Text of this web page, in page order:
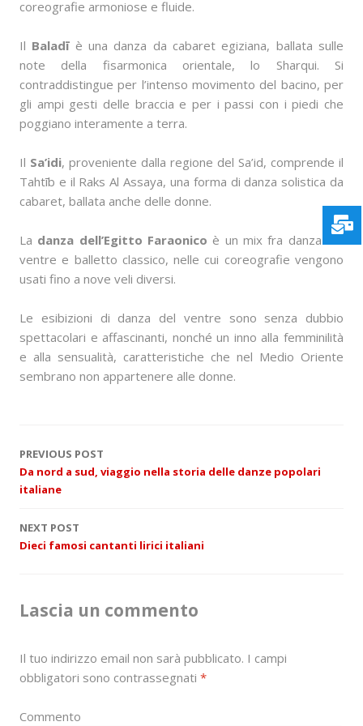
coreografie armoniose e fluide.
Il Baladīè una danza da cabaret egiziana, ballata sulle
note della fisarmonica orientale, lo Sharqui. Si
contraddistingue per l’intenso movimento del bacino, per
gli ampi gesti delle braccia e per i passi con i piedi che
poggiano interamente a terra.
Il Sa’idi, proveniente dalla regione del Sa’id, comprende il
Tahtīb e il Raks Al Assaya, una forma di danza solistica da
cabaret, ballata anche delle donne.
La danza dell’Egitto Faraonico è un mix fra danza del
ventre e balletto classico, nelle cui coreografie vengono
usati fino a nove veli diversi.
Le esibizioni di danza del ventre sono senza dubbio
spettacolari e affascinanti, nonché un inno alla femminilità
e alla sensualità, caratteristiche che nel Medio Oriente
sembrano non appartenere alle donne.
P
o
s
t
a
v
i
g
PREVIOUS POST
Da nord a sud, viaggio nella storia delle danze popolari
italiane
NEXT POST
Dieci famosi cantanti lirici italiani
Lascia un commento
Il tuo indirizzo email non sarà pubblicato. I campi
obbligatori sono contrassegnati *
Commento